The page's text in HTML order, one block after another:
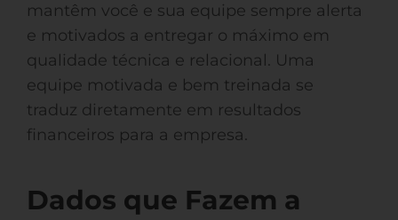
mantêm você e sua equipe sempre alerta
e motivados a entregar o máximo em
qualidade técnica e relacional. Uma
equipe motivada e bem treinada se
traduz diretamente em resultados
financeiros para a empresa.
Dados que Fazem a